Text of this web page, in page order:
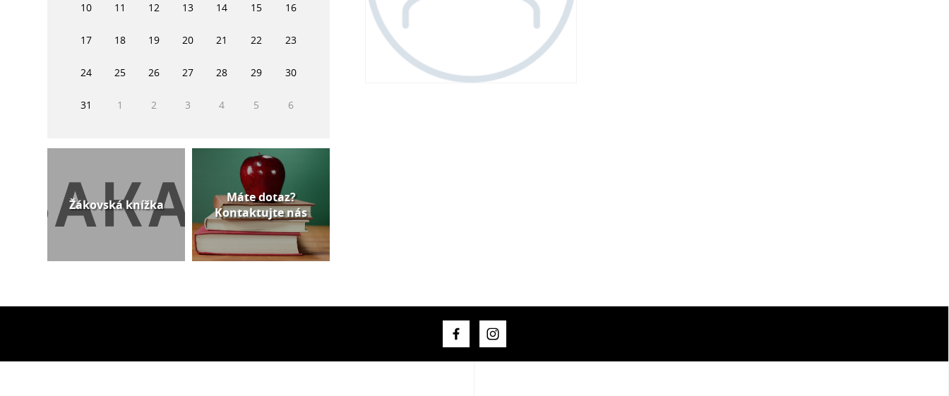
10 11 12 13 14 15 16
17 18 19 20 21 22 23
24 25 26 27 28 29 30
31 1 2 3 4 5 6
Žákovská knížka
Máte dotaz?
Kontaktujte nás